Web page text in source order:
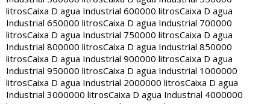
litrosCaixa D agua Industrial 600000 litrosCaixa D agua
Industrial 650000 litrosCaixa D agua Industrial 700000
litrosCaixa D agua Industrial 750000 litrosCaixa D agua
Industrial 800000 litrosCaixa D agua Industrial 850000
litrosCaixa D agua Industrial 900000 litrosCaixa D agua
Industrial 950000 litrosCaixa D agua Industrial 1000000
litrosCaixa D agua Industrial 2000000 litrosCaixa D agua
Industrial 3000000 litrosCaixa D agua Industrial 4000000